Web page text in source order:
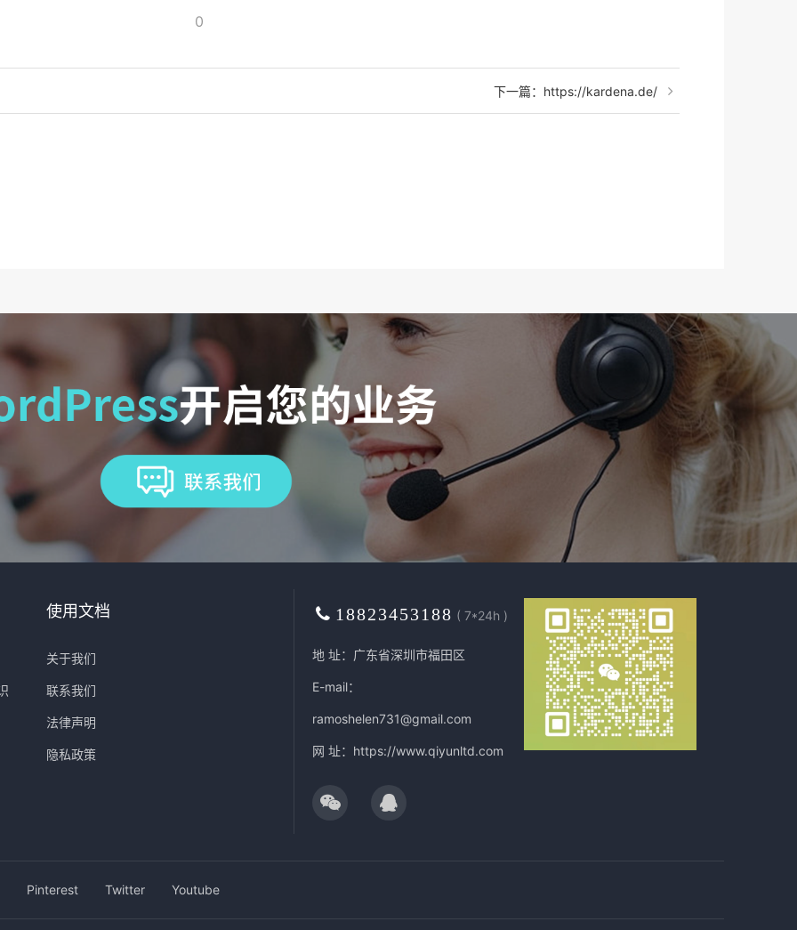
0
下一篇：https://kardena.de/
使用文档
关于我们
联系我们
法律声明
隐私政策
18823453188 ( 7*24h )
地 址：广东省深圳市福田区
E-mail：
ramoshelen731@gmail.com
网 址： https://www.qiyunltd.com
Pinterest Twitter Youtube